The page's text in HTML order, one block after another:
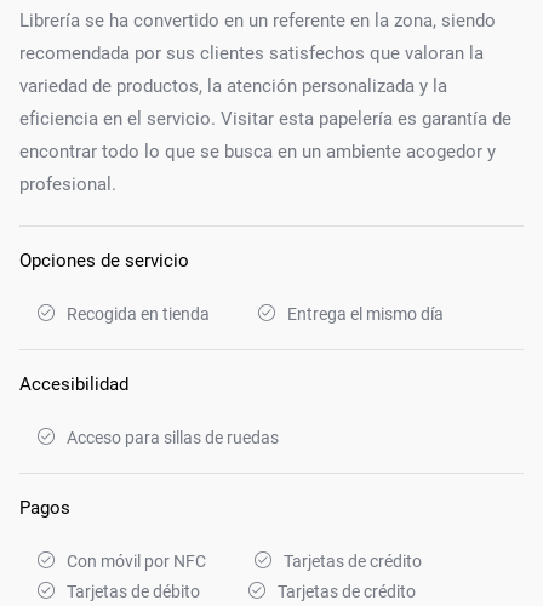
Librería se ha convertido en un referente en la zona, siendo
recomendada por sus clientes satisfechos que valoran la
variedad de productos, la atención personalizada y la
eficiencia en el servicio. Visitar esta papelería es garantía de
encontrar todo lo que se busca en un ambiente acogedor y
profesional.
Opciones de servicio
Recogida en tienda Entrega el mismo día
Accesibilidad
Acceso para sillas de ruedas
Pagos
Con móvil por NFC
Tarjetas de crédito
Tarjetas de débito
Tarjetas de crédito